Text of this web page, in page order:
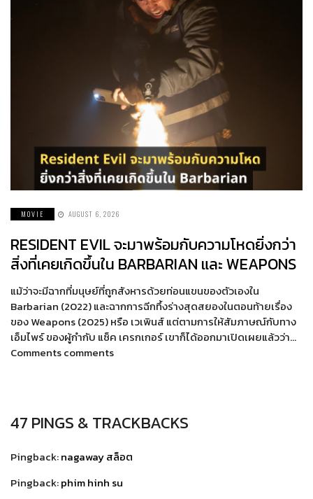
MOVIE AUGUST 6, 2026
RESIDENT EVIL จะมาพร้อมกับความโหดยิ่งกว่า
สิ่งที่เคยเกิดขึ้นใน BARBARIAN และ WEAPONS
แม้ว่าจะมีฉากที่มนุษย์ที่ถูกสังหารด้วยท่อนแขนของตัวเองใน
Barbarian (2022) และฉากการฉีกทึ้งร่างสุดสยองในตอนท้ายเรื่อง
ของ Weapons (2025) หรือ เวเพินส์ แต่ตามการให้สัมภาษณ์กับทาง
เอ็มไพร์ ของผู้กำกับ แซ็ค เครกเกอร์ เขาก็ได้ออกมาเปิดเผยแล้วว่า…
Comments comments
47 PINGS & TRACKBACKS
Pingback:nagaway สล็อต
Pingback:phim hinh su